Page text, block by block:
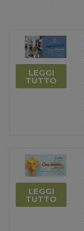
LEGGI
TUTTO
LEGGI
TUTTO